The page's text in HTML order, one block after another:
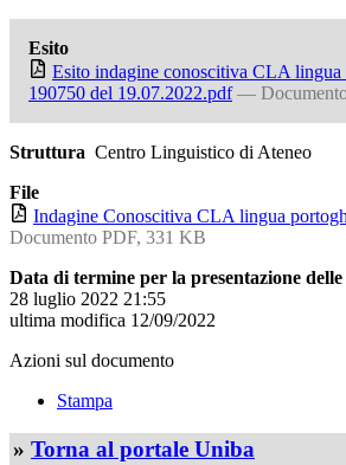
Esito
Esito indagine conoscitiva CLA lingua
190750 del 19.07.2022.pdf —
Struttura Centro Linguistico di Ateneo
File
Indagine Conoscitiva CLA lingua
Documento PDF, 331 KB
Data di termine per la presentazione
28 luglio 2022 21:55
ultima modifica 12/09/2022
Azioni sul documento
Stampa
» Torna al portale Uniba